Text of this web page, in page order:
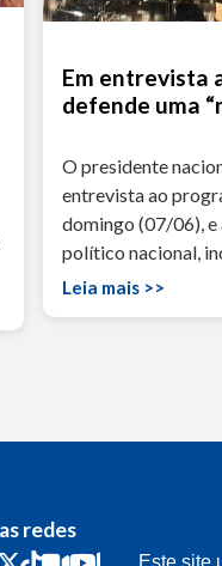
Em entrevista
defende uma
O presidente
entrevista ao
domingo (07/06),
político nacional,
Leia mais >>
redes